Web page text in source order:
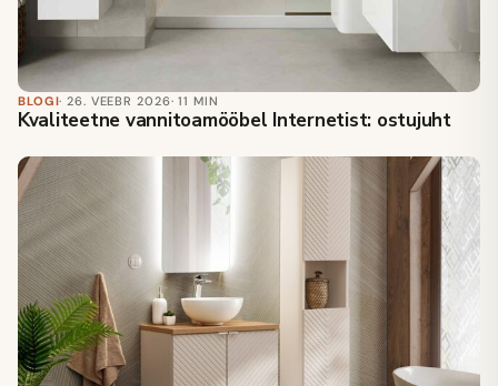
BLOGI· 26. VEEBR 2026· 11 MIN
Kvaliteetne vannitoamööbel Internetist: ostujuht